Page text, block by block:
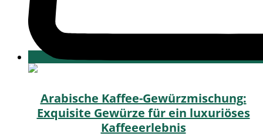
Arabische Kaffee-Gewürzmischung:
Exquisite Gewürze für ein luxuriöses
Kaffeeerlebnis